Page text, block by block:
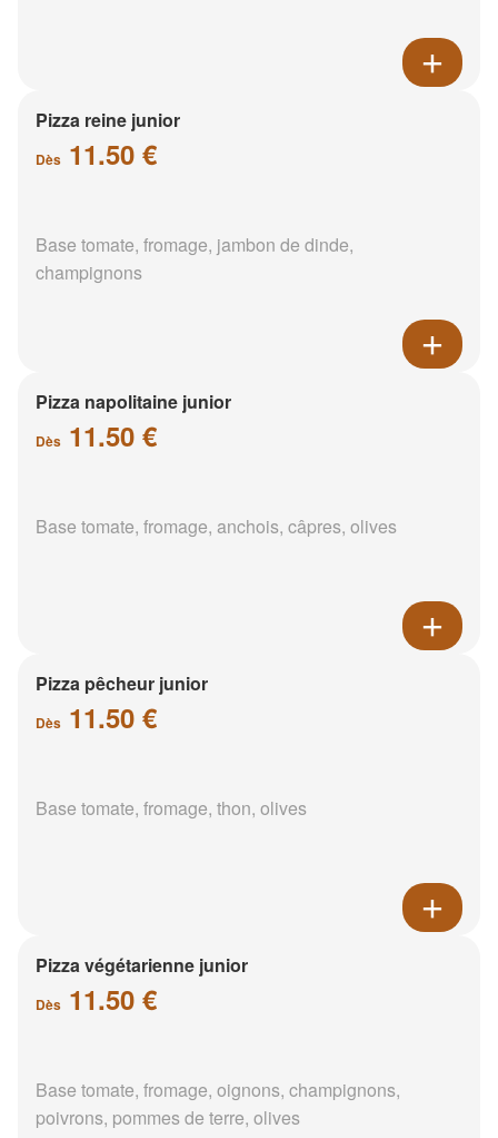
Pizza reine junior
Dès 11.50 €
Base tomate, fromage, jambon de dinde,
champignons
Pizza napolitaine junior
Dès 11.50 €
Base tomate, fromage, anchois, câpres, olives
Pizza pêcheur junior
Dès 11.50 €
Base tomate, fromage, thon, olives
Pizza végétarienne junior
Dès 11.50 €
Base tomate, fromage, oignons, champignons,
poivrons, pommes de terre, olives